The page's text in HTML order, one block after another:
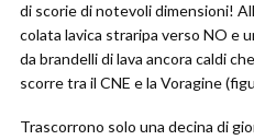
di scorie di notevoli dimensioni!
colata lavica straripa verso NO e
da brandelli di lava ancora caldi
scorre tra il CNE e la Voragine
Trascorrono solo una decina di